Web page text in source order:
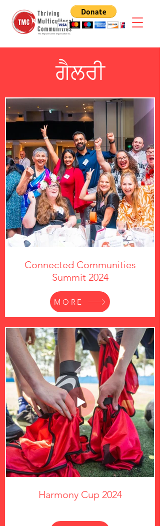
ਗੈਲਰੀ
Connected Communities
Summit 2024
Harmony Cup 2024
MORE